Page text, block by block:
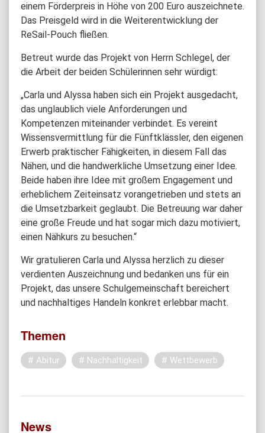
einem Förderpreis in Höhe von 200 Euro auszeichnete.
Das Preisgeld wird in die Weiterentwicklung der
ReSail-Pouch fließen.
Betreut wurde das Projekt von Herrn Schlegel, der
die Arbeit der beiden Schülerinnen sehr würdigt:
„Carla und Alyssa haben sich ein Projekt ausgedacht,
das unglaublich viele Anforderungen und
Kompetenzen miteinander verbindet. Es vereint
Wissensvermittlung für die Fünftklässler, den eigenen
Erwerb praktischer Fähigkeiten, in diesem Fall das
Nähen, und die handwerkliche Umsetzung einer Idee.
Beide haben ihre Idee mit großem Engagement und
erheblichem Zeiteinsatz vorangetrieben und stets an
die Umsetzbarkeit geglaubt. Die Betreuung war daher
eine große Freude und hat sogar mich dazu motiviert,
einen Nähkurs zu besuchen.“
Wir gratulieren Carla und Alyssa herzlich zu dieser
verdienten Auszeichnung und bedanken uns für ein
Projekt, das unsere Schulgemeinschaft bereichert
und nachhaltiges Handeln konkret erlebbar macht.
Themen
Abitur Nachhaltigkeit Wettbewerb
News